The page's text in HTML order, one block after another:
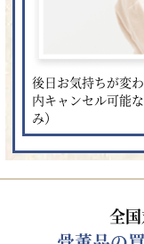
後日お気持ちが変
内キャンセル可能
み）
全